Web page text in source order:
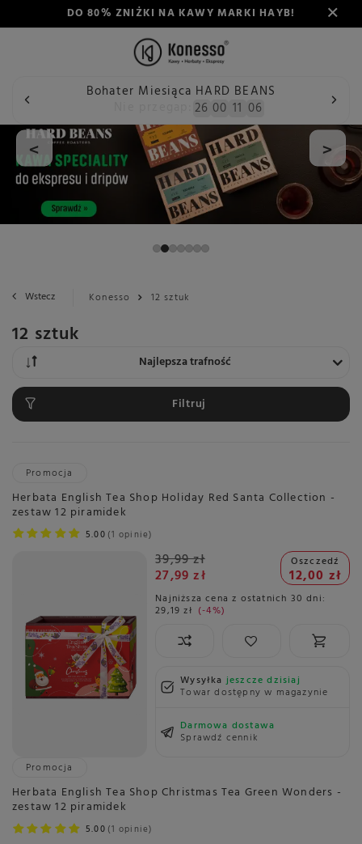
DO 80% ZNIŻKI NA KAWY MARKI HAYB!
Bohater Miesiąca HARD BEANS
26 00 11 05
< >
Wstecz Konesso 12 sztuk
12 sztuk
Zmień sortowanie
Najlepsza trafność
Filtruj
Promocja
Herbata English Tea Shop Holiday Red Santa Collection -
zestaw 12 piramidek
5.00 1 opinie
39,99 zł
27,99 zł
Oszczedź
12,00 zł
Najniższa cena z ostatnich 30 dni:
29,19 zł -4%
Wysyłkajeszcze dzisiaj
Towar dostępny w magazynie
Darmowa dostawa
Sprawdź cennik
Promocja
Herbata English Tea Shop Christmas Tea Green Wonders -
zestaw 12 piramidek
5.00 1 opinie